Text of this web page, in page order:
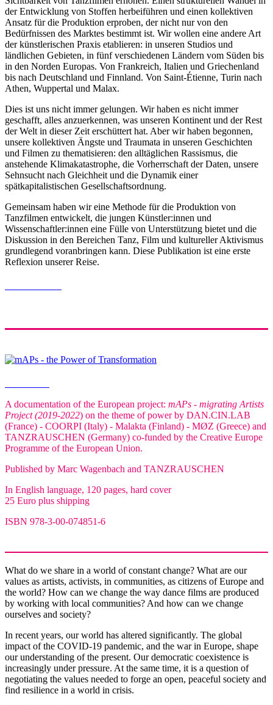
der Entwicklung von Stoffen herbeiführen und einen kollektiven
Ansatz für die Produktion erproben, der nicht nur von den
Bedürfnissen des Marktes bestimmt ist. Wir wollen eine andere Art
der künstlerischen Praxis etablieren: in unseren Studios und
ländlichen Gebieten, in fünf verschiedenen Ländern vom Süden bis
in den Norden Europas. Von Frankreich, Italien und Griechenland
bis nach Deutschland und Finnland. Von Saint-Étienne, Turin nach
Athen, Wuppertal und Malax.
Dies ist uns nicht immer gelungen. Wir haben es nicht immer
geschafft, alles anzuerkennen, was unseren Kontinent und der Rest
der Welt in dieser Zeit erschüttert hat. Aber wir haben begonnen,
unsere kollektiven Ängste und Traumata in unseren Geschichten
und Filmen zu thematisieren: den alltäglichen Rassismus, die
anstehende Klimakatastrophe, die Vorherrschaft der Daten, unsere
Sehnsucht nach Gleichheit und die Dynamik einer
spätkapitalistischen Gesellschaftsordnung.
Gemeinsam haben wir eine Methode für die Produktion von
Tanzfilmen entwickelt, die jungen Künstler:innen und
Wissenschaftler:innen eine Fülle von Unterstützung bietet und die
Diskussion in den Bereichen Tanz, Film und kultureller Aktivismus
grundlegend voranbringen kann. Diese Publikation ist eine erste
Reflexion unserer Reise.
A documentation of the European project: mAPs - migrating Artists
Project (2019-2022) on the theme of power by DAN.CIN.LAB
(France) - COORPI (Italy) - Malakta (Finland) - MØZ (Greece) and
TANZRAUSCHEN (Germany) co-funded by the Creative Europe
Programme of the European Union.
Published by Marc Wagenbach and TANZRAUSCHEN
In English language, 120 pages, hard cover
25 Euro plus shipping
ISBN 978-3-00-074851-6
What do we share in a world of constant change? What are our
values as artists, activists, in communities, as citizens of Europe and
the world? How can we change the way dance films are produced
by working with local communities? And how can we change
ourselves and society?
In recent years, our world has altered significantly. The global
impact of the COVID-19 pandemic, and the war in Europe, shape
our understanding of the present. Our democratic coexistence is
increasingly under pressure. At the same time, it is a question of
negotiating the values needed to forge an open, peaceful society and
find resilience in a world in crisis.